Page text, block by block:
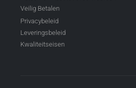
Veilig Betalen
Privacybeleid
Leveringsbeleid
Kwaliteitseisen